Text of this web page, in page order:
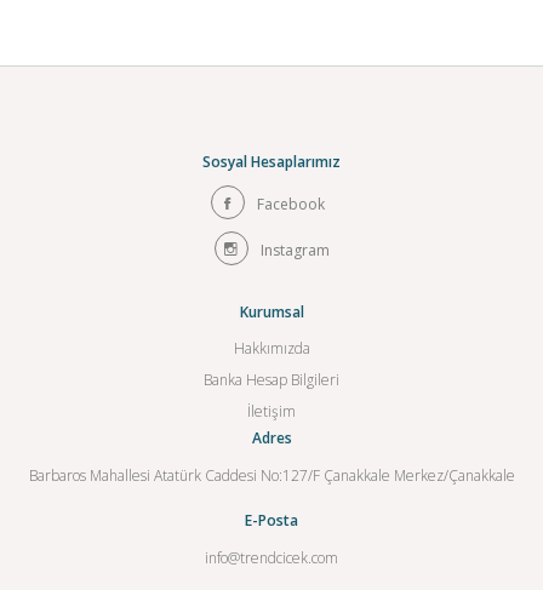
Sosyal Hesaplarımız
Facebook
Instagram
Kurumsal
Hakkımızda
Banka Hesap Bilgileri
İletişim
Adres
Barbaros Mahallesi Atatürk Caddesi No:127/F Çanakkale Merkez/Çanakkale
E-Posta
info@trendcicek.com